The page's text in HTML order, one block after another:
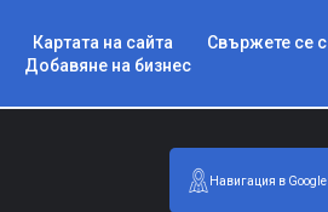
Картата на сайта
Свържете се
Добавяне на бизнес
Навигация в Google